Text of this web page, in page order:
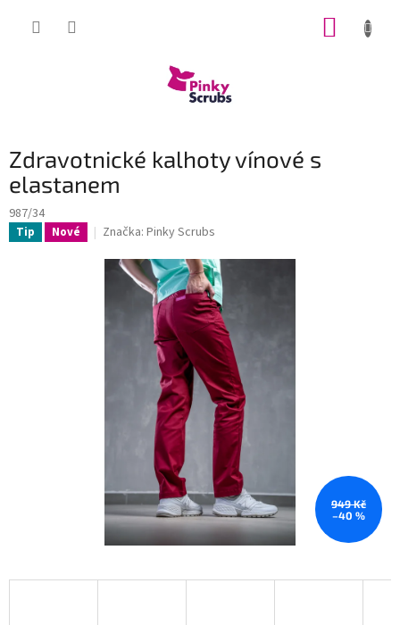
Zdravotnické kalhoty vínové s
elastanem
987/34
Tip Nové Značka: Pinky Scrubs
949 Kč
–40 %